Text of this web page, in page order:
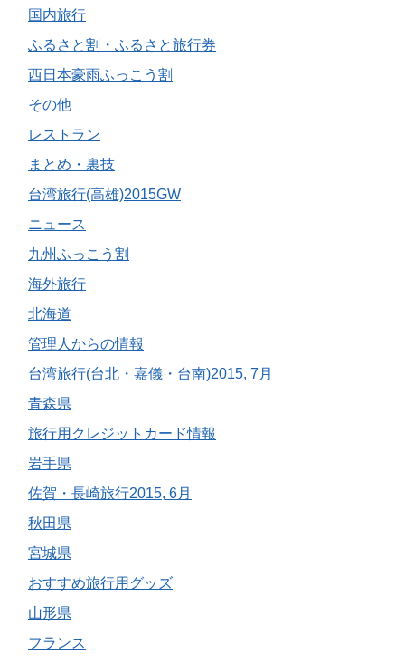
国内旅行
ふるさと割・ふるさと旅行券
西日本豪雨ふっこう割
その他
レストラン
まとめ・裏技
台湾旅行(高雄)2015GW
ニュース
九州ふっこう割
海外旅行
北海道
管理人からの情報
台湾旅行(台北・嘉儀・台南)2015, 7月
青森県
旅行用クレジットカード情報
岩手県
佐賀・長崎旅行2015, 6月
秋田県
宮城県
おすすめ旅行用グッズ
山形県
フランス